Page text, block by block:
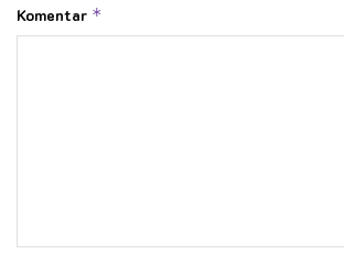
Komentar *